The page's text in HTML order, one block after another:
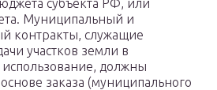
субъекта РФ, или
Муниципальный и
контракты, служащие
участков земли в
должны
заказа (муниципального